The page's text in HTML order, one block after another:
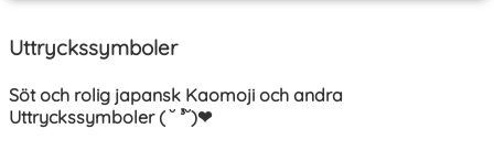
Uttryckssymboler
Söt och rolig japansk Kaomoji och andra
Uttryckssymboler ( ˘ ³˘)❤